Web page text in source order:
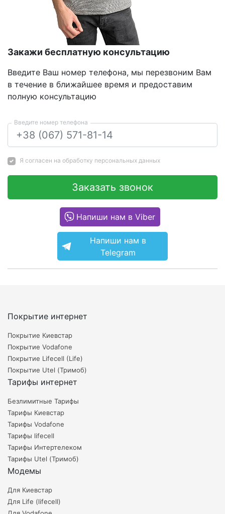
Закажи бесплатную консультацию
Введите Ваш номер телефона, мы перезвоним Вам
в течение в ближайшее время и предоставим
полную консультацию
Введите номер телефона
Я согласен на обработку персональных данных
Заказать звонок
Напиши нам в Viber
Напиши нам в
Telegram
Покрытие интернет
Покрытие Киевстар
Покрытие Vodafone
Покрытие Lifecell (Life)
Покрытие Utel (Тримоб)
Тарифы интернет
Безлимитные Тарифы
Тарифы Киевстар
Тарифы Vodafone
Тарифы lifecell
Тарифы Интертелеком
Тарифы Utel (Тримоб)
Модемы
Для Киевстар
Для Life (lifecell)